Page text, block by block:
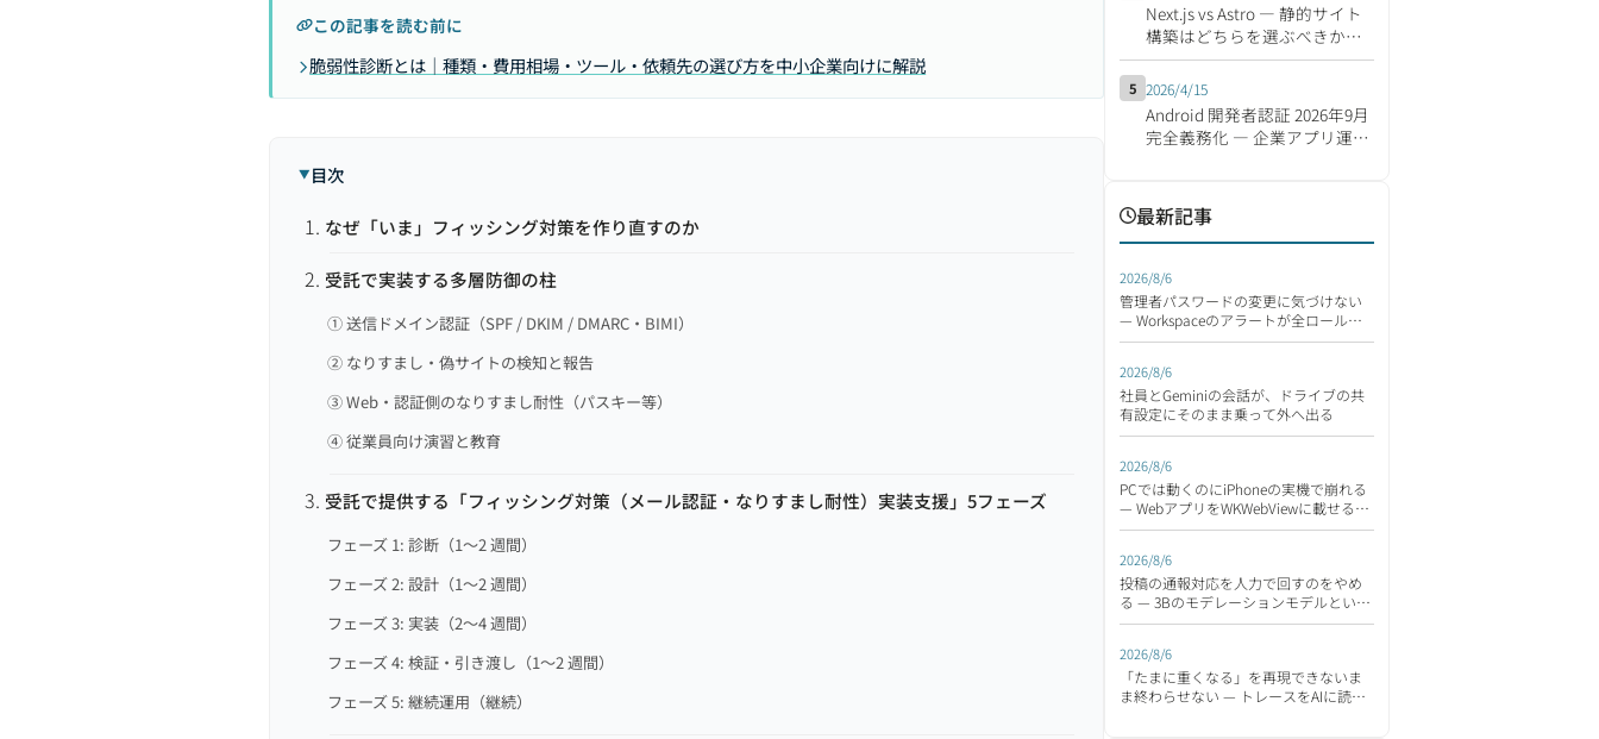
この記事を読む前に
脆弱性診断とは｜種類・費用相場・ツール・依頼先の選び方を中小企業向けに解説
目次
なぜ「いま」フィッシング対策を作り直すのか
受託で実装する多層防御の柱
① 送信ドメイン認証（SPF / DKIM / DMARC・BIMI）
② なりすまし・偽サイトの検知と報告
③ Web・認証側のなりすまし耐性（パスキー等）
④ 従業員向け演習と教育
受託で提供する「フィッシング対策（メール認証・なりすまし耐性）実装支援」5フェーズ
フェーズ 1: 診断（1〜2 週間）
フェーズ 2: 設計（1〜2 週間）
フェーズ 3: 実装（2〜4 週間）
フェーズ 4: 検証・引き渡し（1〜2 週間）
フェーズ 5: 継続運用（継続）
Next.js vs Astro ― 静的サイト
構築はどちらを選ぶべきか
【2026年版】
5 2026/4/15
Android 開発者認証 2026年9月
完全義務化 ― 企業アプリ運営
最新記事
2026/8/6
管理者パスワードの変更に気づけない
— Workspaceのアラートが全ロールへ
拡張
2026/8/6
社員とGeminiの会話が、ドライブの共
有設定にそのまま乗って外へ出る
2026/8/6
PCでは動くのにiPhoneの実機で崩れる
— WebアプリをWKWebViewに載せる前
に
2026/8/6
投稿の通報対応を人力で回すのをやめ
る — 3Bのモデレーションモデルという
選択肢
2026/8/6
「たまに重くなる」を再現できないま
ま終わらせない — トレースをAIに読ま